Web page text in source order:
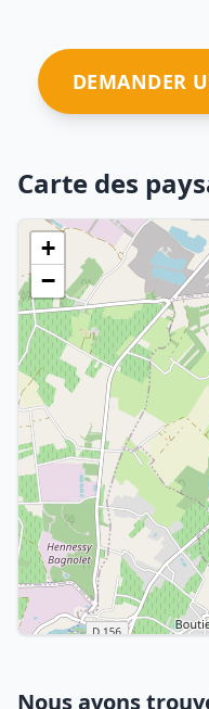
DEMANDER
Carte des
+
−
Nous avons